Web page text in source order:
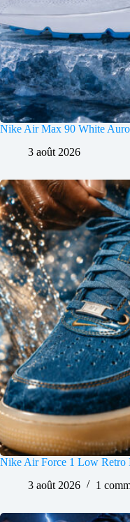
Nike Air Max 90 White
3 août 2026
Nike Air Force 1 Low Retro
3 août 2026
1